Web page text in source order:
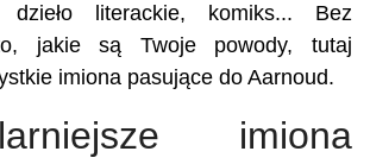
dzieło literackie, komiks... Bez
jakie są Twoje powody, tutaj
imiona pasujące do Aarnoud.
imiona